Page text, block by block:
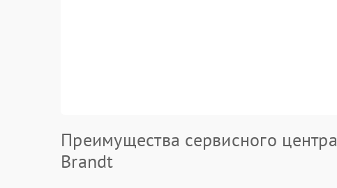
Преимущества сервисного центра
Brandt